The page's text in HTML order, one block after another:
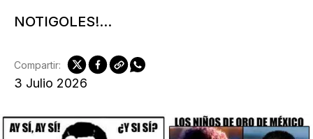
NOTIGOLES!...
3 Julio 2026
Compartir: